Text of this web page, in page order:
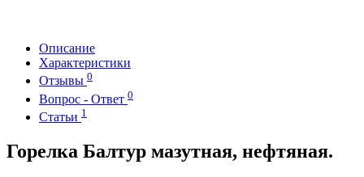
Описание
Характеристики
Отзывы 0
Вопрос - Ответ 0
Статьи 1
Горелка Балтур мазутная, нефтяная.